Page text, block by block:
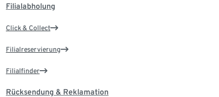
Filialabholung
Click & Collect
Filialreservierung
Filialfinder
Rücksendung & Reklamation